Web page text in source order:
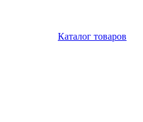
Каталог товаров